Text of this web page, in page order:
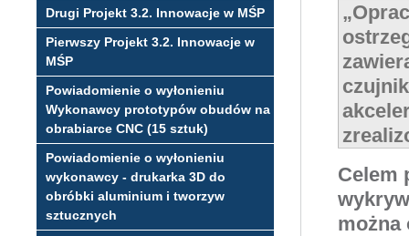
Drugi Projekt 3.2. Innowacje w MŚP
Pierwszy Projekt 3.2. Innowacje w
MŚP
Powiadomienie o wyłonieniu
Wykonawcy prototypów obudów na
obrabiarce CNC (15 sztuk)
Powiadomienie o wyłonieniu
wykonawcy - drukarka 3D do
obróbki aluminium i tworzyw
sztucznych
„
Celem
można